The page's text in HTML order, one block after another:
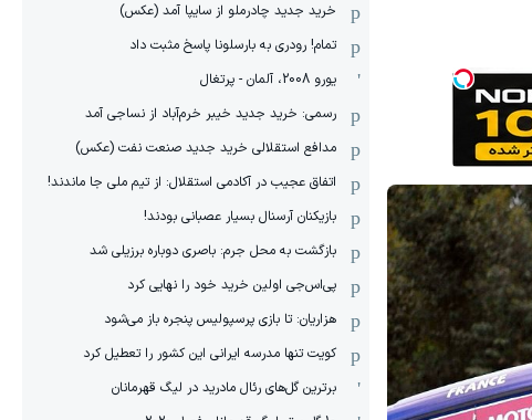
خرید جدید چادرملو از سایپا آمد (عکس)
تمام! رودری به بارسلونا پاسخ مثبت داد
یورو 2008، آلمان - پرتغال
رسمی: خرید جدید خیبر خرم‌آباد از نساجی آمد
مدافع استقلالی خرید جدید صنعت نفت (عکس)
اتفاق عجیب در آکادمی استقلال: از تیم ملی جا ماندند!
بازیکنان آرسنال بسیار عصبانی بودند!
بازگشت به محل جرم: باصری دوباره برزیلی شد
پی‌اس‌جی اولین خرید خود را نهایی کرد
هزاریان: تا بازی پرسپولیس پنجره باز می‌شود
کویت تنها مدرسه ایرانی این کشور را تعطیل کرد
برترین گل‌های رئال مادرید در لیگ قهرمانان